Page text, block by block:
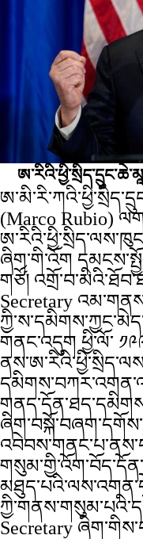
(Marco Rubio)
ཞིག་གི་འོག
གཙོ།
Secretary
གནང་འདུག ཕྱི་ལོ་
Secretary